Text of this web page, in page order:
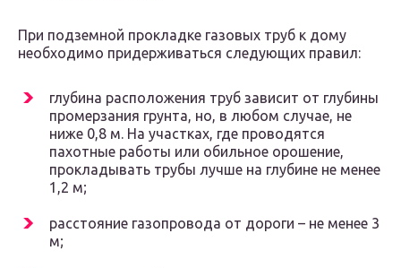
При подземной прокладке газовых труб к дому
необходимо придерживаться следующих правил:
глубина расположения труб зависит от глубины
промерзания грунта, но, в любом случае, не
ниже 0,8 м. На участках, где проводятся
пахотные работы или обильное орошение,
прокладывать трубы лучше на глубине не менее
1,2 м;
расстояние газопровода от дороги – не менее 3
м;